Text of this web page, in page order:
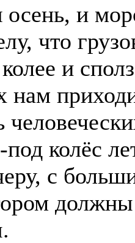
осень, и
что
и
нам
колёс
с